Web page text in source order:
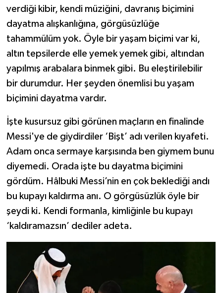
verdiği kibir, kendi müziğini, davranış biçimini
dayatma alışkanlığına, görgüsüzlüğe
tahammülüm yok. Öyle bir yaşam biçimi var ki,
altın tepsilerde elle yemek yemek gibi, altından
yapılmış arabalara binmek gibi. Bu eleştirilebilir
bir durumdur. Her şeyden önemlisi bu yaşam
biçimini dayatma vardır.
İşte kusursuz gibi görünen maçların en finalinde
Messi'ye de giydirdiler ‘Bişt’ adı verilen kıyafeti.
Adam onca sermaye karşısında ben giymem bunu
diyemedi. Orada işte bu dayatma biçimini
gördüm. Hâlbuki Messi’nin en çok beklediği andı
bu kupayı kaldırma anı. O görgüsüzlük öyle bir
şeydi ki. Kendi formanla, kimliğinle bu kupayı
‘kaldıramazsın’ dediler adeta.